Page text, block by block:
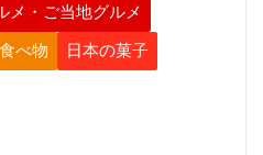
メ・ご当地グルメ
べ物 日本の菓子